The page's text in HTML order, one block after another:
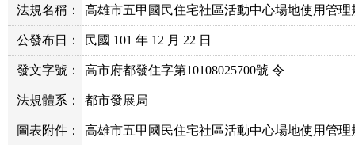
法規名稱： 高雄市五甲國民住宅社區活動中心場地使用管理
公發布日： 民國 101 年 12 月 22 日
發文字號： 高市府都發住字第10108025700號 令
法規體系： 都市發展局
圖表附件： 高雄市五甲國民住宅社區活動中心場地使用管理